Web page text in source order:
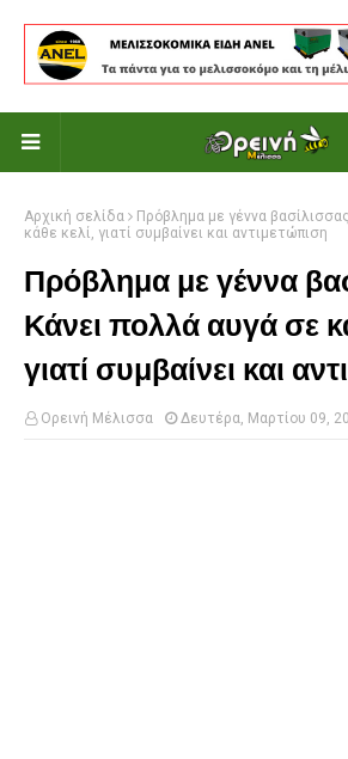
Αρχική σελίδα
Πρόβλημα με γέννα
κάθε κελί, γιατί συμβαίνει και αντιμετώπιση
Πρόβλημα με γέννα
Κάνει πολλά αυγά σε
γιατί συμβαίνει και
Ορεινή Μέλισσα Δευτέρα, Μαρτίου 09,